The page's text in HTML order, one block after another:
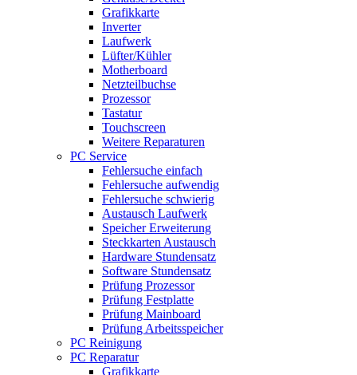
Grafikkarte
Inverter
Laufwerk
Lüfter/Kühler
Motherboard
Netzteilbuchse
Prozessor
Tastatur
Touchscreen
Weitere Reparaturen
PC Service
Fehlersuche einfach
Fehlersuche aufwendig
Fehlersuche schwierig
Austausch Laufwerk
Speicher Erweiterung
Steckkarten Austausch
Hardware Stundensatz
Software Stundensatz
Prüfung Prozessor
Prüfung Festplatte
Prüfung Mainboard
Prüfung Arbeitsspeicher
PC Reinigung
PC Reparatur
Grafikkarte